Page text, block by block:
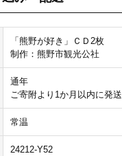
「熊野が好き」ＣＤ2枚
制作：熊野市観光公社
通年
ご寄附より1か月以内に発送
常温
24212-Y52